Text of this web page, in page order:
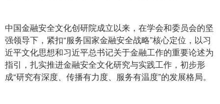
中国金融安全文化创研院成立以来，在学会和委员会的坚
强领导下，紧扣“服务国家金融安全战略”核心定位，以习
近平文化思想和习近平总书记关于金融工作的重要论述为
指引，扎实推进金融安全文化研究与实践工作，初步形
成“研究有深度、传播有力度、服务有温度”的发展格局。